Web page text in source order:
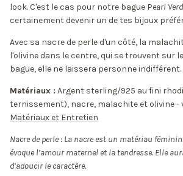
look. C'est le cas pour notre bague Pearl
certainement devenir un de tes bijoux
Avec sa nacre de perle d'un côté, la
l'olivine dans le centre, qui se trouvent sur
bague, elle ne laissera personne indifférent.
Matériaux : Argent sterling/925 au fini
ternissement), nacre, malachite et olivine -
Matériaux et Entretien
Nacre de perle : La nacre est un matériau
évoque l’amour maternel et la tendresse. Elle
d’adoucir le caractère.